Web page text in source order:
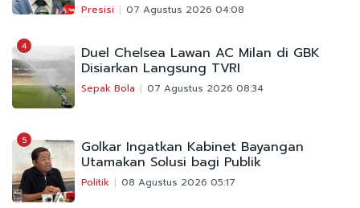
Presisi 07 Agustus 2026 04:08
4 Duel Chelsea Lawan AC Milan di GBK
Disiarkan Langsung TVRI
Sepak Bola 07 Agustus 2026 08:34
5 Golkar Ingatkan Kabinet Bayangan
Utamakan Solusi bagi Publik
Politik 08 Agustus 2026 05:17